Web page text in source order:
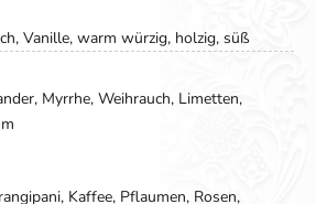
Vanille, warm würzig, holzig, süß
Myrrhe, Weihrauch, Limetten,
Kaffee, Pflaumen, Rosen,